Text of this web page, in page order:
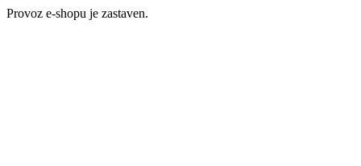
Provoz e-shopu je zastaven.